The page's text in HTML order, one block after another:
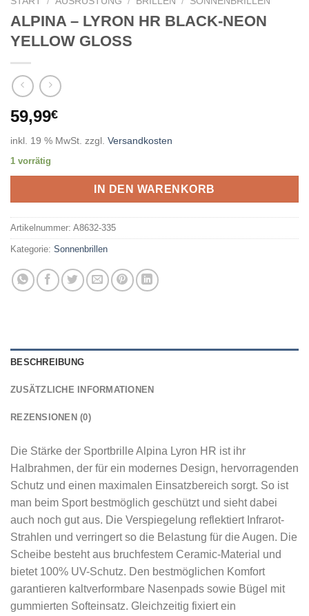
ALPINA – LYRON HR BLACK-NEON
YELLOW GLOSS
59,99€
inkl. 19 % MwSt. zzgl. Versandkosten
1 vorrätig
IN DEN WARENKORB
Artikelnummer: A8632-335
Kategorie: Sonnenbrillen
BESCHREIBUNG
ZUSÄTZLICHE INFORMATIONEN
REZENSIONEN (0)
Die Stärke der Sportbrille Alpina Lyron HR ist ihr
Halbrahmen, der für ein modernes Design, hervorragenden
Schutz und einen maximalen Einsatzbereich sorgt. So ist
man beim Sport bestmöglich geschützt und sieht dabei
auch noch gut aus. Die Verspiegelung reflektiert Infrarot-
Strahlen und verringert so die Belastung für die Augen. Die
Scheibe besteht aus bruchfestem Ceramic-Material und
bietet 100% UV-Schutz. Den bestmöglichen Komfort
garantieren kaltverformbare Nasenpads sowie Bügel mit
gummierten Softeinsatz. Gleichzeitig fixiert ein